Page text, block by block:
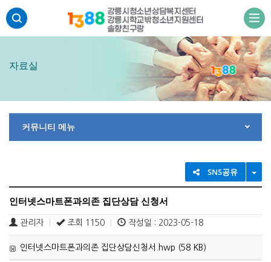
본문 바로가기
주메뉴 바로가기
하단 바로가기
자료실
커뮤니티 메뉴
SNS공유
인터넷스마트폰과의존 집단상담 신청서
관리자 조회 1150 작성일 : 2023-05-18
인터넷스마트폰과의존 집단상담신청서.hwp (58 KB)